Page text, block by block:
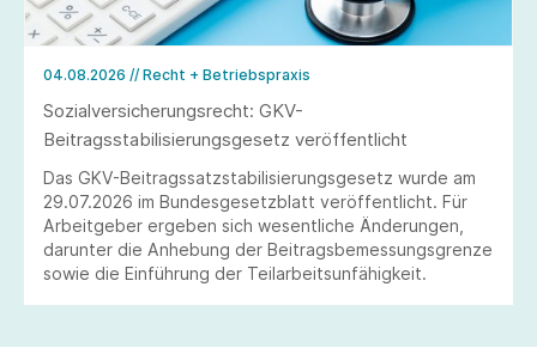
04.08.2026 // Recht + Betriebspraxis
Sozialversicherungsrecht: GKV-
Beitragsstabilisierungsgesetz veröffentlicht
Das GKV-Beitragssatzstabilisierungsgesetz wurde am
29.07.2026 im Bundesgesetzblatt veröffentlicht. Für
Arbeitgeber ergeben sich wesentliche Änderungen,
darunter die Anhebung der Beitragsbemessungsgrenze
sowie die Einführung der Teilarbeitsunfähigkeit.